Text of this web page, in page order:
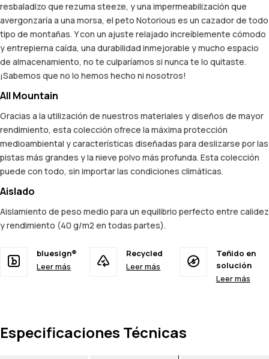
resbaladizo que rezuma steeze, y una impermeabilización que
avergonzaría a una morsa, el peto Notorious es un cazador de todo
tipo de montañas. Y con un ajuste relajado increíblemente cómodo
y entrepierna caída, una durabilidad inmejorable y mucho espacio
de almacenamiento, no te culparíamos si nunca te lo quitaste.
¡Sabemos que no lo hemos hecho ni nosotros!
All Mountain
Gracias a la utilización de nuestros materiales y diseños de mayor
rendimiento, esta colección ofrece la máxima protección
medioambiental y características diseñadas para deslizarse por las
pistas más grandes y la nieve polvo más profunda. Esta colección
puede con todo, sin importar las condiciones climáticas.
Aislado
Aislamiento de peso medio para un equilibrio perfecto entre calidez
y rendimiento (40 g/m2 en todas partes).
bluesign®
Leer más
Recycled
Leer más
Teñido en
solución
Leer más
Especificaciones Técnicas